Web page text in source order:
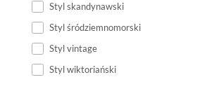
Styl skandynawski
Styl śródziemnomorski
Styl vintage
Styl wiktoriański